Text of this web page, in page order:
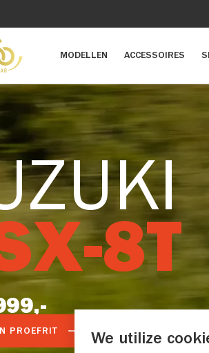
MODELLEN ACCESSOIRES
8T
PROEFRIT BEREKEN
We utilize